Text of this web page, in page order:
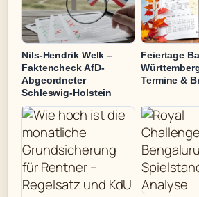
Nils-Hendrik Welk –
Faktencheck AfD-
Abgeordneter
Schleswig-Holstein
Feiertage
Termine &